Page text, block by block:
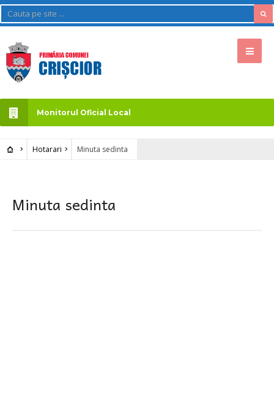
Monitorul Oficial Local
Hotarari Minuta sedinta
Minuta sedinta